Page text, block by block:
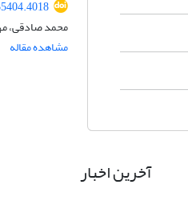
محمد صادقی،
مشاهده مقاله
آخرین اخبار